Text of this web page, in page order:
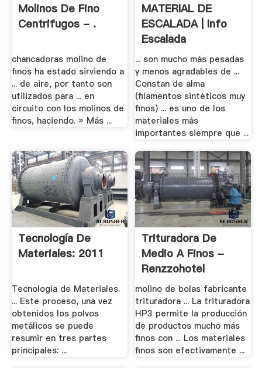
Molinos De Fino
Centrifugos - .
chancadoras molino de
finos ha estado sirviendo a
... de aire, por tanto son
utilizados para ... en
circuito con los molinos de
finos, haciendo. » Más ...
MATERIAL DE
ESCALADA | Info
Escalada
... son mucho más pesadas
y menos agradables de ...
Constan de alma
(filamentos sintéticos muy
finos) ... es uno de los
materiales más
importantes siempre que ...
Tecnología De
Materiales: 2011
Tecnología de Materiales.
... Este proceso, una vez
obtenidos los polvos
metálicos se puede
resumir en tres partes
principales: ...
Trituradora De
Medio A Finos -
Renzzohotel
molino de bolas fabricante
trituradora ... La trituradora
HP3 permite la producción
de productos mucho más
finos con ... Los materiales
finos son efectivamente ...